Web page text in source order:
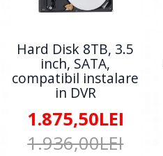
Hard Disk 8TB, 3.5
inch, SATA,
compatibil instalare
in DVR
1.875,50LEI
1.936,00LEI